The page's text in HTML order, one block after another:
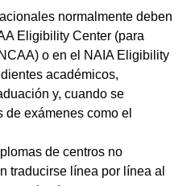
normalmente deben
Eligibility Center (para
o en el NAIA Eligibility
académicos,
y, cuando se
de exámenes como el
de centros no
traducirse línea por línea al